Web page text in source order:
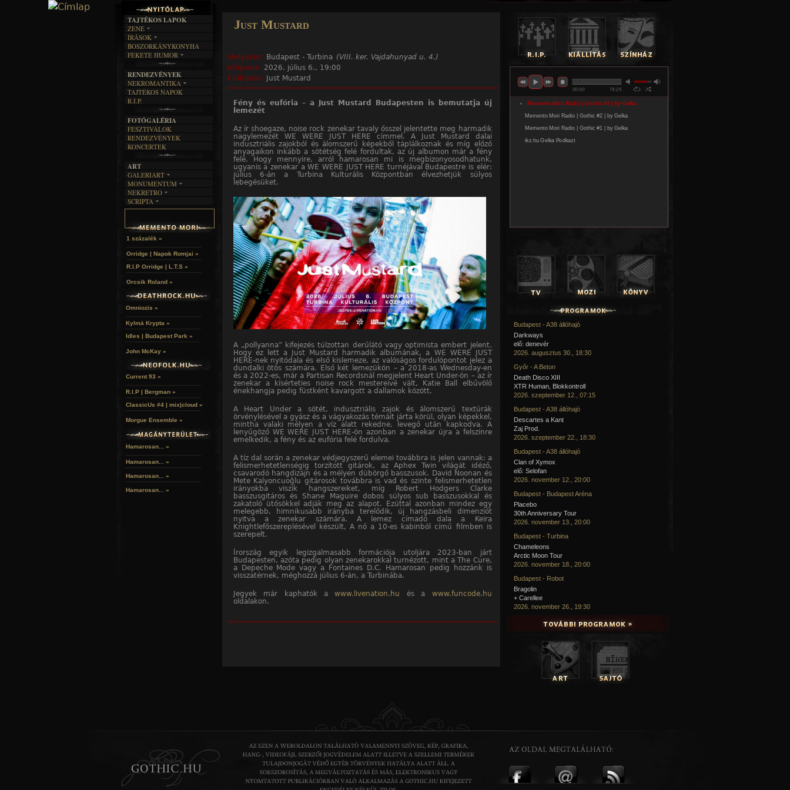
Just Mustard
Helyszín: Budapest - Turbina (VIII. ker. Vajdahunyad u. 4.)
Időpont: 2026. július 6., 19:00
Fellépők:
Just Mustard
Fény és eufória – a Just Mustard Budapesten is bemutatja új
lemezét
Az ír shoegaze, noise rock zenekar tavaly ősszel jelentette meg harmadik
nagylemezét WE WERE JUST HERE címmel. A Just Mustard dalai
indusztriális zajokból és álomszerű képekből táplálkoznak és míg előző
anyagaikon inkább a sötétség felé fordultak, az új albumon már a fény
felé. Hogy mennyire, arról hamarosan mi is megbizonyosodhatunk,
ugyanis a zenekar a WE WERE JUST HERE turnéjával Budapestre is elér:
július 6-án a Turbina Kulturális Központban élvezhetjük súlyos
lebegésüket.
A „pollyanna” kifejezés túlzottan derűlátó vagy optimista embert jelent.
Hogy ez lett a Just Mustard harmadik albumának, a WE WERE JUST
HERE-nek nyitódala és első kislemeze, az valóságos fordulópontot jelez a
dundalki ötös számára. Első két lemezükön – a 2018-as Wednesday-en
és a 2022-es, már a Partisan Recordsnál megjelent Heart Under-ön – az ír
zenekar a kísérteties noise rock mestereivé vált, Katie Ball elbűvölő
énekhangja pedig füstként kavargott a dallamok között.
A Heart Under a sötét, indusztriális zajok és álomszerű textúrák
örvénylésével a gyász és a vágyakozás témáit járta körül, olyan képekkel,
mintha valaki mélyen a víz alatt rekedne, levegő után kapkodva. A
lenyűgöző WE WERE JUST HERE-ön azonban a zenekar újra a felszínre
emelkedik, a fény és az eufória felé fordulva.
A tíz dal során a zenekar védjegyszerű elemei továbbra is jelen vannak: a
felismerhetetlenségig torzított gitárok, az Aphex Twin világát idéző,
csavarodó hangdizájn és a mélyen dübörgő basszusok. David Noonan és
Mete Kalyoncuoğlu gitárosok továbbra is vad és szinte felismerhetetlen
irányokba viszik hangszereiket, míg Robert Hodgers Clarke
basszusgitáros és Shane Maguire dobos súlyos sub basszusokkal és
zakatoló ütősökkel adják meg az alapot. Ezúttal azonban mindez egy
melegebb, himnikusabb irányba terelődik, új hangzásbeli dimenziót
nyitva a zenekar számára. A lemez címadó dala a Keira
Knightlefőszereplésével készült, A nő a 10-es kabinból című filmben is
szerepelt.
Írország egyik legizgalmasabb formációja utoljára 2023-ban járt
Budapesten, azóta pedig olyan zenekarokkal turnézott, mint a The Cure,
a Depeche Mode vagy a Fontaines D.C. Hamarosan pedig hozzánk is
visszatérnek, méghozzá július 6-án, a Turbinába.
Jegyek már kaphatók awww.livenation.hu és a www.funcode.hu
oldalakon.
TAJTÉKOS LAPOK
ZENE
EGYÜTTESEK
INTERJÚK
FORDÍTÁSOK
DALSZÖVEGEK
ÍRÁSOK
IRODALOM
FILM
MŰVÉSZET
ÍRÁSTÖRTÉNET
BOSZORKÁNYKONYHA
FEKETE HUMOR
SZÖVEGES
RENDEZVÉNYEK
NEKROMANTIKA
AKTUÁLIS
A MÚLT
TAJTÉKOS NAPOK
R.I.P.
FOTÓGALÉRIA
FESZTIVÁLOK
RENDEZVÉNYEK
KONCERTEK
ART
GALERIART
ARTGALERI
KÉPREGÉNYEK
LAKÁSKULTS
MONUMENTUM
TEMETŐK
TEMPLOMOK
HELYEK
NEKRETRO
SZUBKULT
RELIKVIÁK
SCRIPTA
NOVELLÁK
HALÁLTÁNC
1 százalék »
Orridge | Napok Romjai »
R.I.P Orridge | L.T.S »
Orcsik Roland »
Omniozis »
Kylmä Krypta »
Idles | Budapest Park »
John McKay »
Current 93 »
R.I.P | Bergman »
ClassicUs #4 | mix|cloud »
Morgue Ensemble »
Hamarosan... »
Hamarosan... »
Hamarosan... »
Hamarosan... »
Budapest - A38 állóhajó
Darkways
elő: denevér
2026. augusztus 30., 18:30
Győr - A Beton
Death Disco XIII
XTR Human, Blokkontroll
2026. szeptember 12., 07:15
Budapest - A38 állóhajó
Descartes a Kant
Zaj Prod.
2026. szeptember 22., 18:30
Budapest - A38 állóhajó
Clan of Xymox
elő: Selofan
2026. november 12., 20:00
Budapest - Budapest Aréna
Placebo
30th Anniversary Tour
2026. november 13., 20:00
Budapest - Turbina
Chameleons
Arctic Moon Tour
2026. november 18., 20:00
Budapest - Robot
Bragolin
+ Carellee
2026. november 26., 19:30